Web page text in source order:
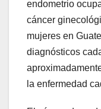
endometrio
cáncer
mujeres en
diagnósticos
la enfermedad